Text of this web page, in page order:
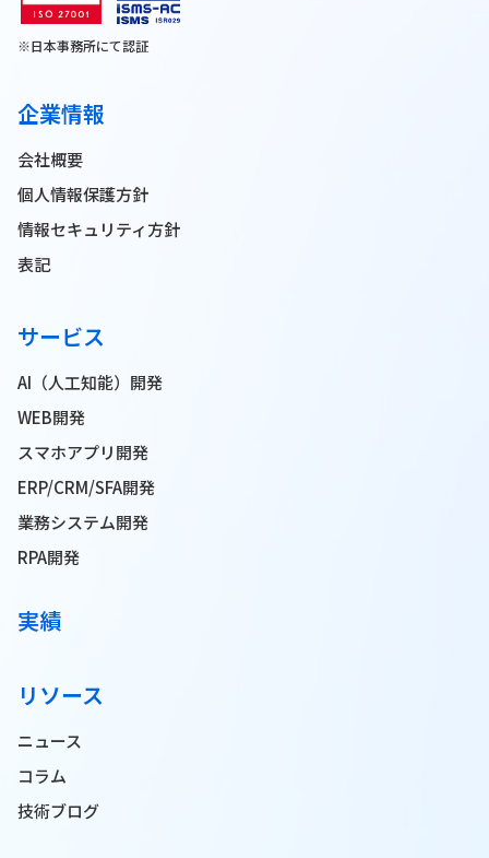
※日本事務所にて認証
企業情報
会社概要
個人情報保護方針
情報セキュリティ方針
表記
サービス
AI（人工知能）開発
WEB開発
スマホアプリ開発
ERP/CRM/SFA開発
業務システム開発
RPA開発
実績
リソース
ニュース
コラム
技術ブログ